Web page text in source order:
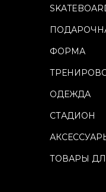
ФОРМА
ОДЕЖДА
СТАДИОН
ТОВАРЫ